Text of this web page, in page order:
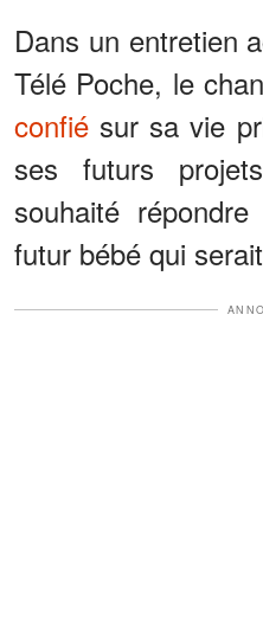
Dans un entretien
Télé Poche, le
confié sur sa vie
ses futurs
souhaité
futur bébé qui